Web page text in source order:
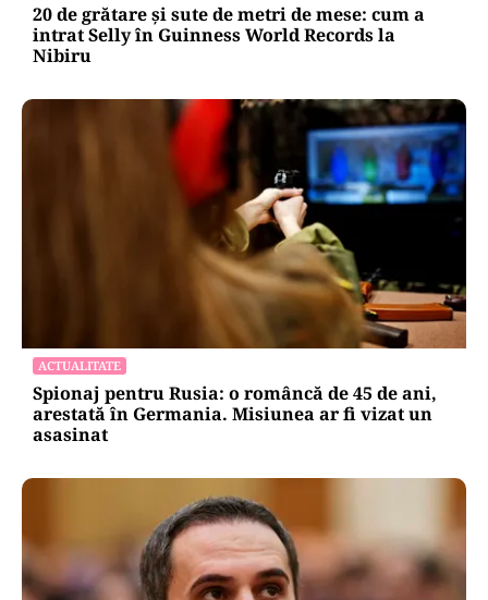
20 de grătare și sute de metri de mese: cum a
intrat Selly în Guinness World Records la
Nibiru
ACTUALITATE
Spionaj pentru Rusia: o româncă de 45 de ani,
arestată în Germania. Misiunea ar fi vizat un
asasinat